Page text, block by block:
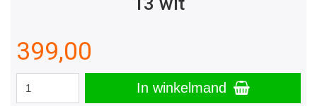
399,00
In winkelmand